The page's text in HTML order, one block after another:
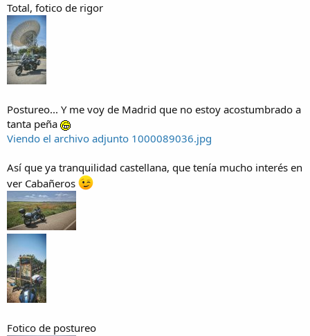
Total, fotico de rigor
Postureo... Y me voy de Madrid que no estoy acostumbrado a
tanta peña
Viendo el archivo adjunto 1000089036.jpg
Así que ya tranquilidad castellana, que tenía mucho interés en
ver Cabañeros
Fotico de postureo